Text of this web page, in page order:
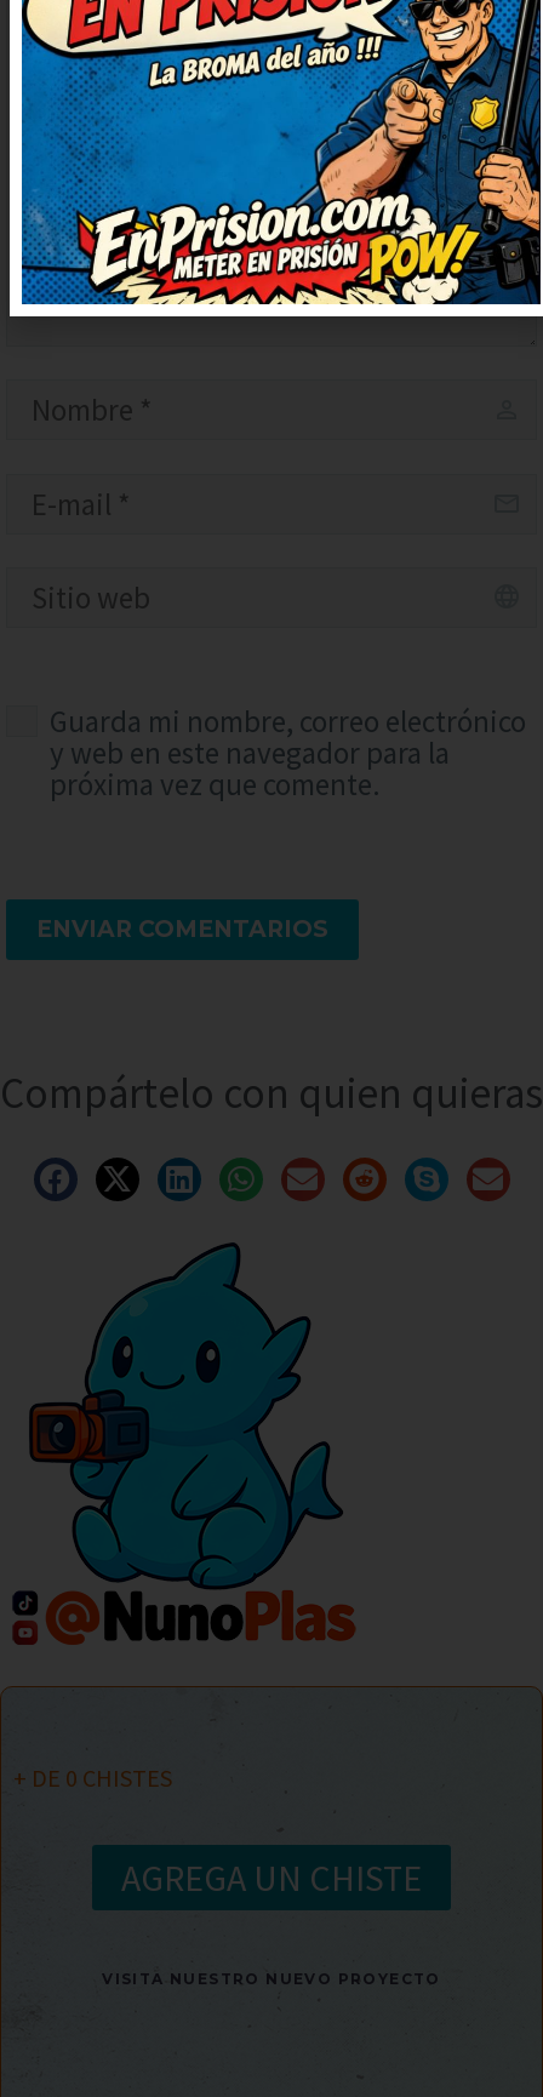
Guarda mi nombre, correo electrónico
y web en este navegador para la
próxima vez que comente.
ENVIAR COMENTARIOS
Compártelo con quien quieras
+ DE 0 CHISTES
AGREGA UN CHISTE
VISITA NUESTRO NUEVO PROYECTO